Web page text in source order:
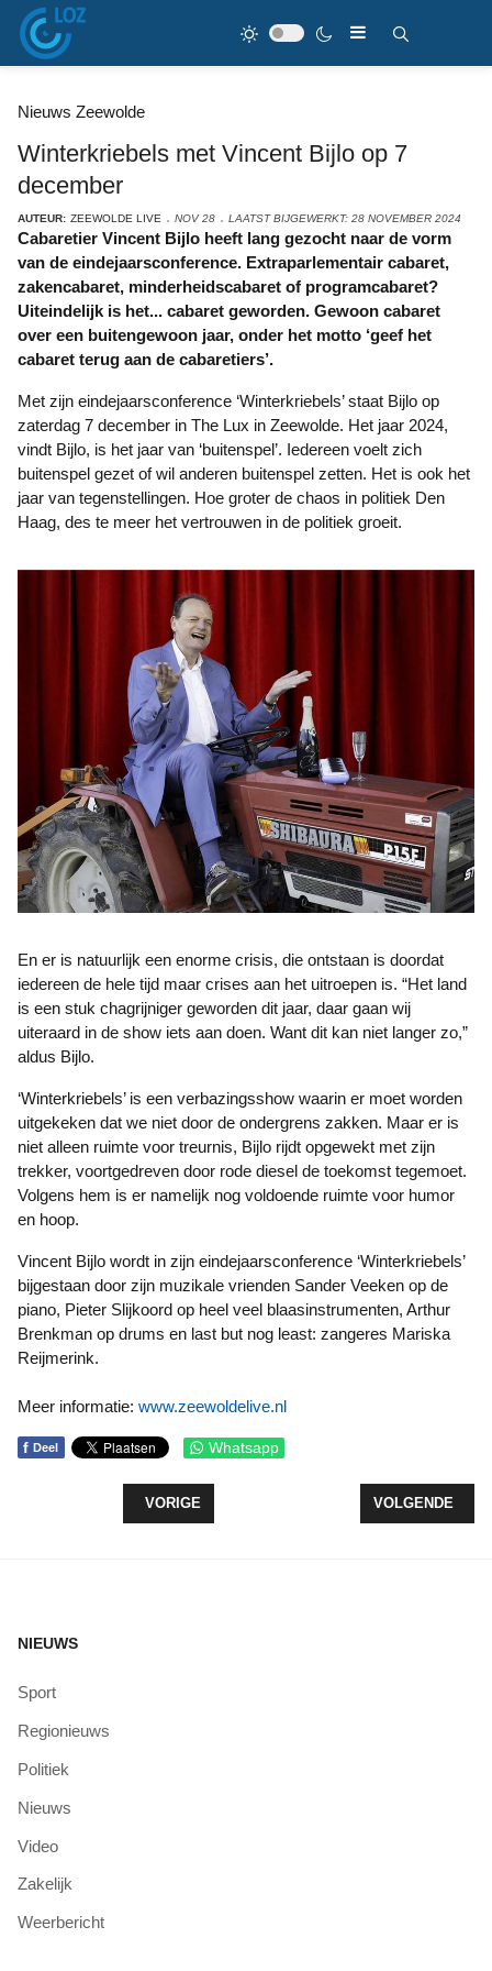
Nieuws Zeewolde
Winterkriebels met Vincent Bijlo op 7
december
AUTEUR: ZEEWOLDE LIVE NOV 28 LAATST BIJGEWERKT: 28 NOVEMBER 2024
Cabaretier Vincent Bijlo heeft lang gezocht naar de vorm
van de eindejaarsconference. Extraparlementair cabaret,
zakencabaret, minderheidscabaret of programcabaret?
Uiteindelijk is het... cabaret geworden. Gewoon cabaret
over een buitengewoon jaar, onder het motto ‘geef het
cabaret terug aan de cabaretiers’.
Met zijn eindejaarsconference ‘Winterkriebels’ staat Bijlo op
zaterdag 7 december in The Lux in Zeewolde. Het jaar 2024,
vindt Bijlo, is het jaar van ‘buitenspel’. Iedereen voelt zich
buitenspel gezet of wil anderen buitenspel zetten. Het is ook het
jaar van tegenstellingen. Hoe groter de chaos in politiek Den
Haag, des te meer het vertrouwen in de politiek groeit.
En er is natuurlijk een enorme crisis, die ontstaan is doordat
iedereen de hele tijd maar crises aan het uitroepen is. “Het land
is een stuk chagrijniger geworden dit jaar, daar gaan wij
uiteraard in de show iets aan doen. Want dit kan niet langer zo,”
aldus Bijlo.
‘Winterkriebels’ is een verbazingsshow waarin er moet worden
uitgekeken dat we niet door de ondergrens zakken. Maar er is
niet alleen ruimte voor treurnis, Bijlo rijdt opgewekt met zijn
trekker, voortgedreven door rode diesel de toekomst tegemoet.
Volgens hem is er namelijk nog voldoende ruimte voor humor
en hoop.
Vincent Bijlo wordt in zijn eindejaarsconference ‘Winterkriebels’
bijgestaan door zijn muzikale vrienden Sander Veeken op de
piano, Pieter Slijkoord op heel veel blaasinstrumenten, Arthur
Brenkman op drums en last but nog least: zangeres Mariska
Reijmerink.
Meer informatie: www.zeewoldelive.nl
f Deel Whatsapp
VORIG ARTIKEL: 13 DECEMBER TREKT DE
VORIGE VOLGENDE
VOLGENDE
NIEUWS
Sport
Regionieuws
Politiek
Nieuws
Video
Zakelijk
Weerbericht